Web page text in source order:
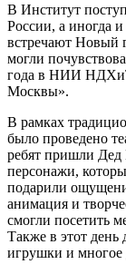
В Институт
России, а иногда и
встречают Новый
могли
года в НИИ НДХиТ
Москвы».
В рамках
было проведено
ребят пришли Дед
персонажи,
подарили
анимация и
смогли посетить
Также в этот день
игрушки и многое